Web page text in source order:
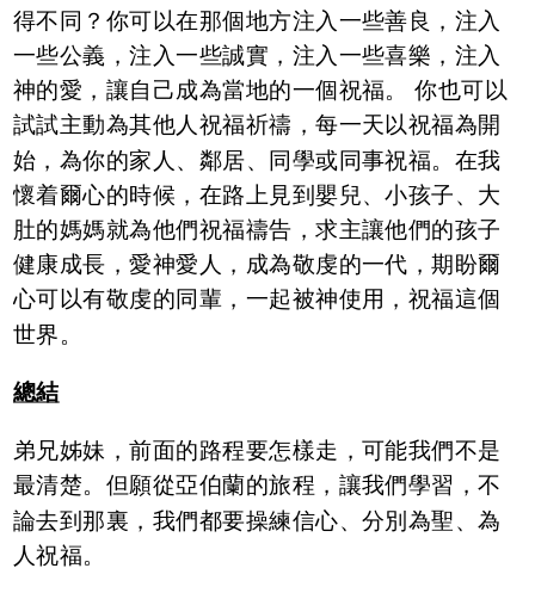
得不同？你可以在那個地方注入一些善良，注入
一些公義，注入一些誠實，注入一些喜樂，注入
神的愛，讓自己成為當地的一個祝福。 你也可以
試試主動為其他人祝福祈禱，每一天以祝福為開
始，為你的家人、鄰居、同學或同事祝福。在我
懷着爾心的時候，在路上見到嬰兒、小孩子、大
肚的媽媽就為他們祝福禱告，求主讓他們的孩子
健康成長，愛神愛人，成為敬虔的一代，期盼爾
心可以有敬虔的同輩，一起被神使用，祝福這個
世界。
總結
弟兄姊妹，前面的路程要怎樣走，可能我們不是
最清楚。但願從亞伯蘭的旅程，讓我們學習，不
論去到那裏，我們都要操練信心、分別為聖、為
人祝福。